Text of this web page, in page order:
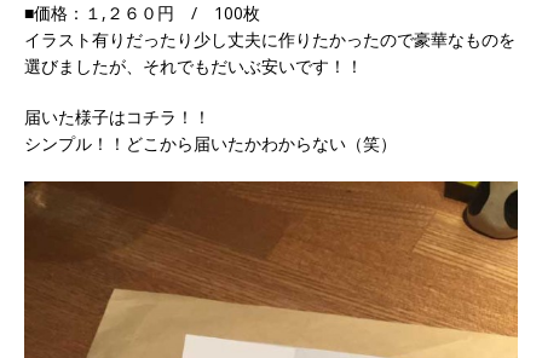
■価格：１,２６０円 / 100枚
イラスト有りだったり少し丈夫に作りたかったので豪華なものを
選びましたが、それでもだいぶ安いです！！
届いた様子はコチラ！！
シンプル！！どこから届いたかわからない（笑）